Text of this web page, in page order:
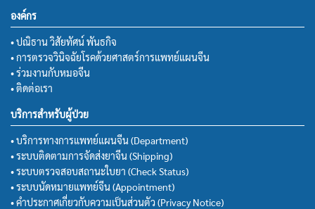
องค์กร
• ปณิธาน วิสัยทัศน์ พันธกิจ
• การตรวจวินิจฉัยโรคด้วยศาสตร์การแพทย์แผนจีน
• ร่วมงานกับหมอจีน
• ติดต่อเรา
บริการสำหรับผู้ป่วย
• บริการทางการแพทย์แผนจีน (Department)
• ระบบติดตามการจัดส่งยาจีน (Shipping)
• ระบบตรวจสอบสถานะใบยา (Check Status)
• ระบบนัดหมายแพทย์จีน (Appointment)
• คำประกาศเกี่ยวกับความเป็นส่วนตัว (Privacy Notice)